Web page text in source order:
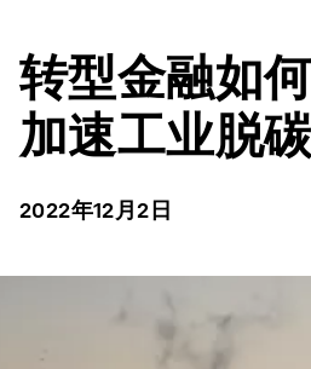
转型金融如
加速工业脱
2022年12月2日